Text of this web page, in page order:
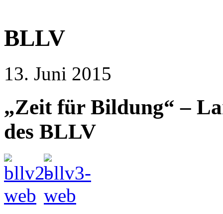
BLLV
13. Juni 2015
„Zeit für Bildung“ –
des BLLV